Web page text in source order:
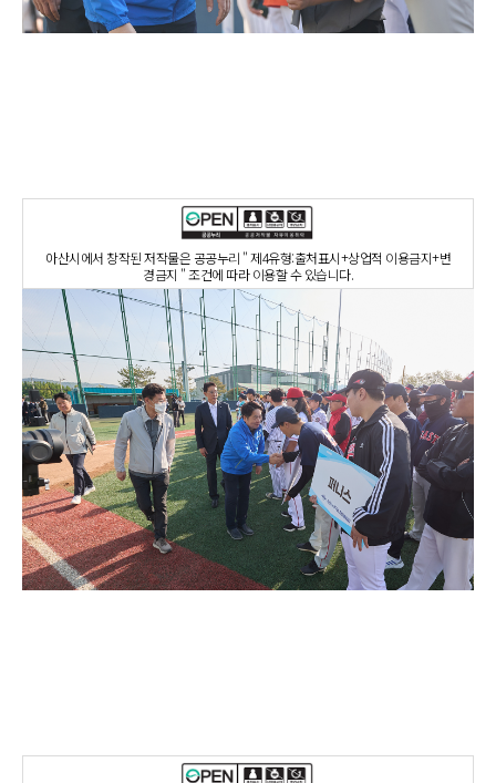
아산시에서 창작된 저작물은 공공누리 " 제4유형:출처표시+상업적 이용금지+변
경금지 " 조건에 따라 이용할 수 있습니다.